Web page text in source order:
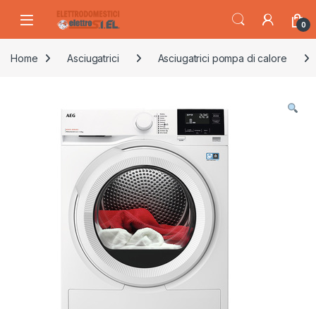
0
Home Asciugatrici Asciugatrici pompa di calore